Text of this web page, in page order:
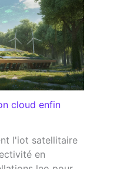
cloud enfin